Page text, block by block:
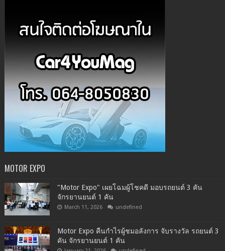
MOTOR EXPO
"Motor Expo" เผยโฉมผู้โชคดี มอบรถยนต์ 3 คัน
จักรยานยนต์ 1 คัน
March 11, 2026 undefined
Motor Expo คืนกำไรผู้ชมอลังการ จับรางวัล รถยนต์ 3
คัน จักรยานยนต์ 1 คัน